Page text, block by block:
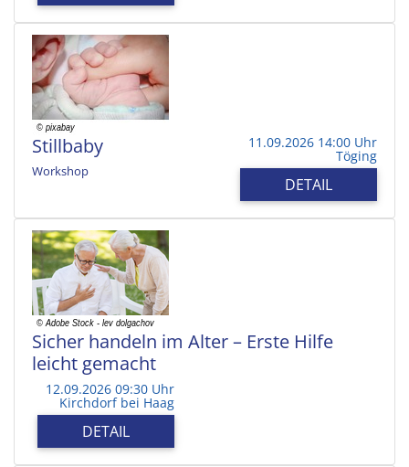
Stillbaby
Workshop
11.09.2026 14:00 Uhr
Töging
DETAIL
Sicher handeln im Alter – Erste Hilfe
leicht gemacht
12.09.2026 09:30 Uhr
Kirchdorf bei Haag
DETAIL